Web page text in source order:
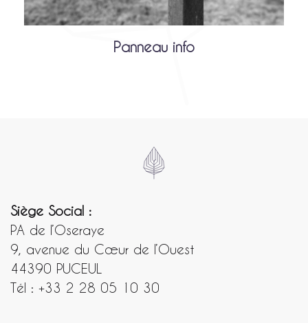
Panneau info
Siège Social :
PA de l’Oseraye
9, avenue du Cœur de l’Ouest
44390 PUCEUL
Tél : +33 2 28 05 10 30